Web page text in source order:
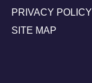
PRIVACY POLICY
SITE MAP